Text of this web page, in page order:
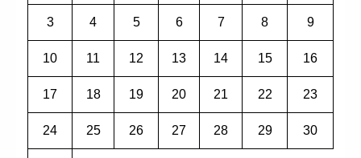
3 4 5 6 7 8 9
10 11 12 13 14 15 16
17 18 19 20 21 22 23
24 25 26 27 28 29 30